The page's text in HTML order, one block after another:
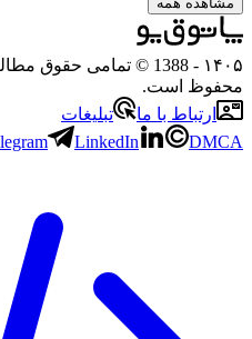
۱۴۰۵
- 1388 © تمامی حقوق
محفوظ است.
ارتباط با ما
تبلیغات
LinkedIn DMCA